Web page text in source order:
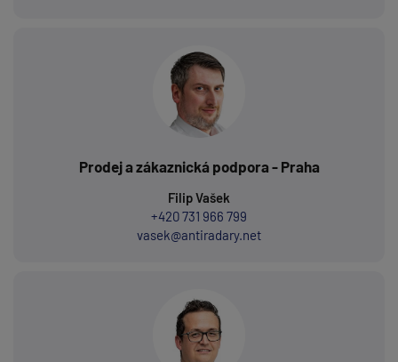
Prodej a zákaznická podpora - Praha
Filip Vašek
+420 731 966 799
vasek@antiradary.net